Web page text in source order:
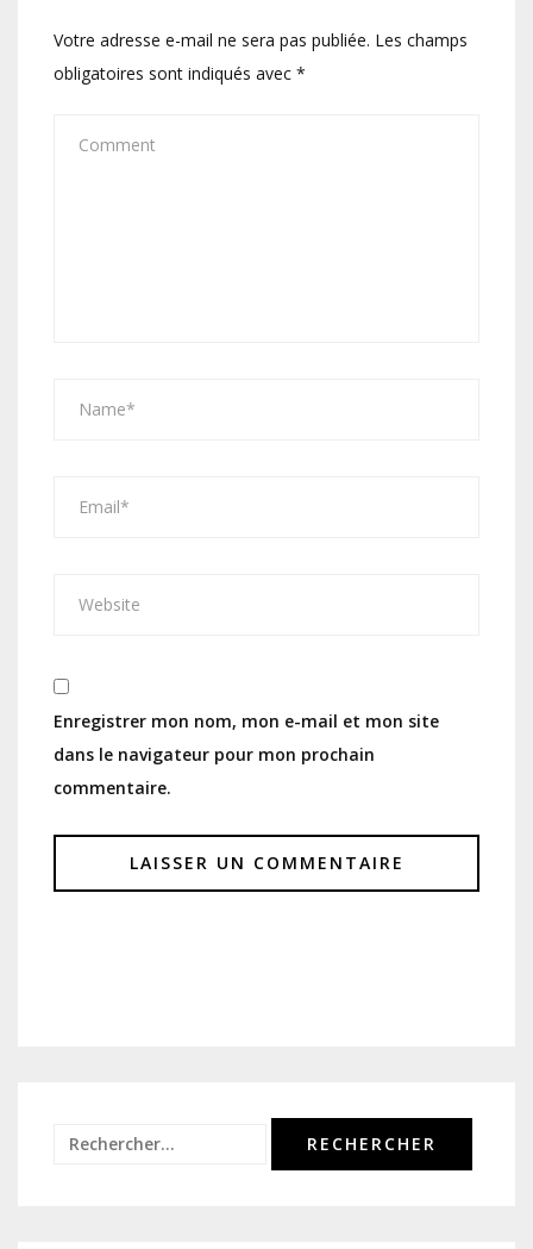
Votre adresse e-mail ne sera pas publiée. Les champs
obligatoires sont indiqués avec *
Enregistrer mon nom, mon e-mail et mon site
dans le navigateur pour mon prochain
commentaire.
Rechercher :